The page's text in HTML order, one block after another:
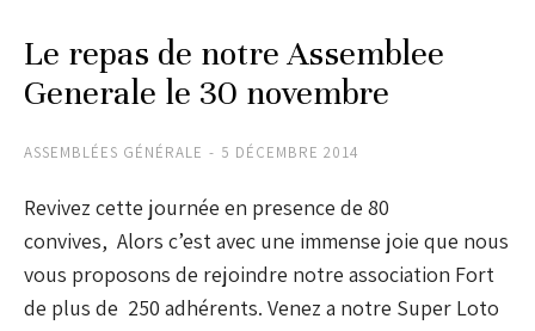
Le repas de notre Assemblee
Generale le 30 novembre
ASSEMBLÉES GÉNÉRALE 5 DÉCEMBRE 2014
Revivez cette journée en presence de 80
convives, Alors c’est avec une immense joie que nous
vous proposons de rejoindre notre association Fort
de plus de 250 adhérents. Venez a notre Super Loto